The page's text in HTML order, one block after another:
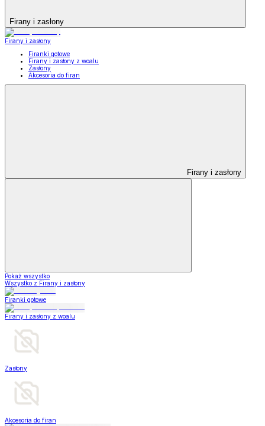
Firany i zasłony
Firany i zasłony
Firanki gotowe
Firany i zasłony z woalu
Zasłony
Akcesoria do firan
Firany i zasłony
Pokaż wszystko
Wszystko z Firany i zasłony
Firanki gotowe
Firany i zasłony z woalu
Zasłony
Akcesoria do firan